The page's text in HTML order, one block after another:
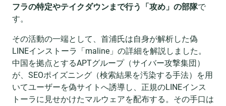
フラの特定やテイクダウンまで行う「攻め」の部隊で
す。
その活動の一端として、首浦氏は自身が解析した偽
LINEインストーラ「maline」の詳細を解説しました。
中国を拠点とするAPTグループ（サイバー攻撃集団）
が、SEOポイズニング（検索結果を汚染する手法）を用
いてユーザーを偽サイトへ誘導し、正規のLINEインス
トーラに見せかけたマルウェアを配布する。その手口は